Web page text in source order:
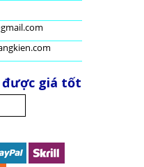
được giá tốt